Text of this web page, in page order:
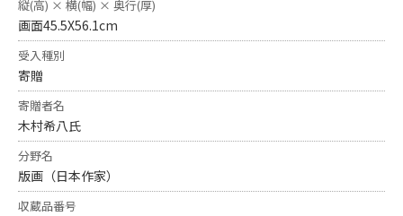
縦(高) × 横(幅) × 奥行(厚)
画面45.5X56.1cm
受入種別
寄贈
寄贈者名
木村希八氏
分野名
版画（日本作家）
収蔵品番号